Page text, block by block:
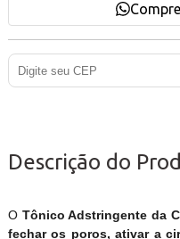
Descrição do
O Tônico Adstringente da
fechar os poros, ativar a